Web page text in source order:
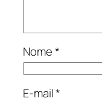
Nome*
E-mail*